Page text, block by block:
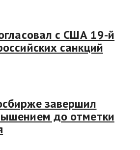
с США 19-й
санкций
завершил
до отметки